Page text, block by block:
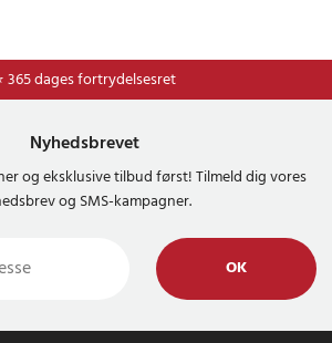
365 dages fortrydelsesret
betaling med mobilepay og dankort
Nyhedsbrevet
og eksklusive tilbud først! Tilmeld dig vores
og SMS-kampagner.
OK